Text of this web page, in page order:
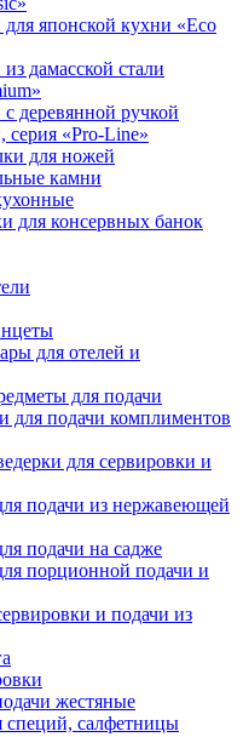
японской кухни «Eco
дамасской стали
деревянной ручкой
«Pro-Line»
для ножей
камни
для консервных банок
для отелей и
для подачи
для подачи комплиментов
для сервировки и
подачи из нержавеющей
подачи на садже
порционной подачи и
и подачи из
жестяные
специй, салфетницы